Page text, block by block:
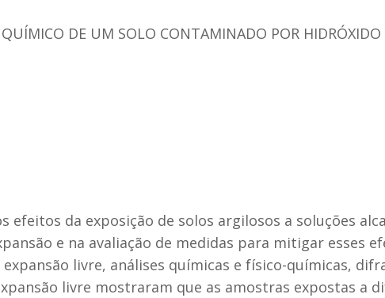
DE UM SOLO CONTAMINADO POR HIDRÓXIDO
efeitos da exposição de solos argilosos a soluções
e na avaliação de medidas para mitigar esses
livre, análises químicas e físico-químicas,
livre mostraram que as amostras expostas a